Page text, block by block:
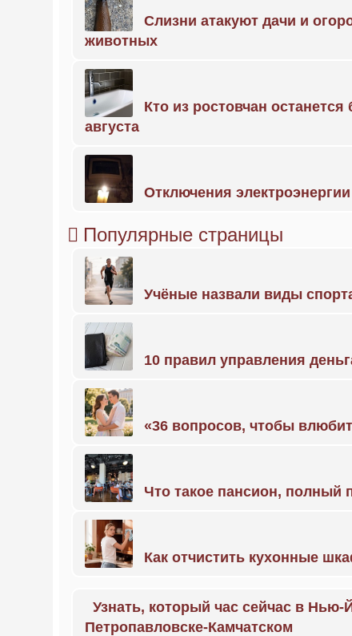
Слизни атакуют дачи и
животных
Кто из ростовчан
августа
Отключения
Популярные страницы
Учёные назвали виды
10 правил управления
«36 вопросов, чтобы
Что такое пансион, полный
Как отчистить кухонные
Узнать, который час сейчас в
Петропавловске-Камчатском